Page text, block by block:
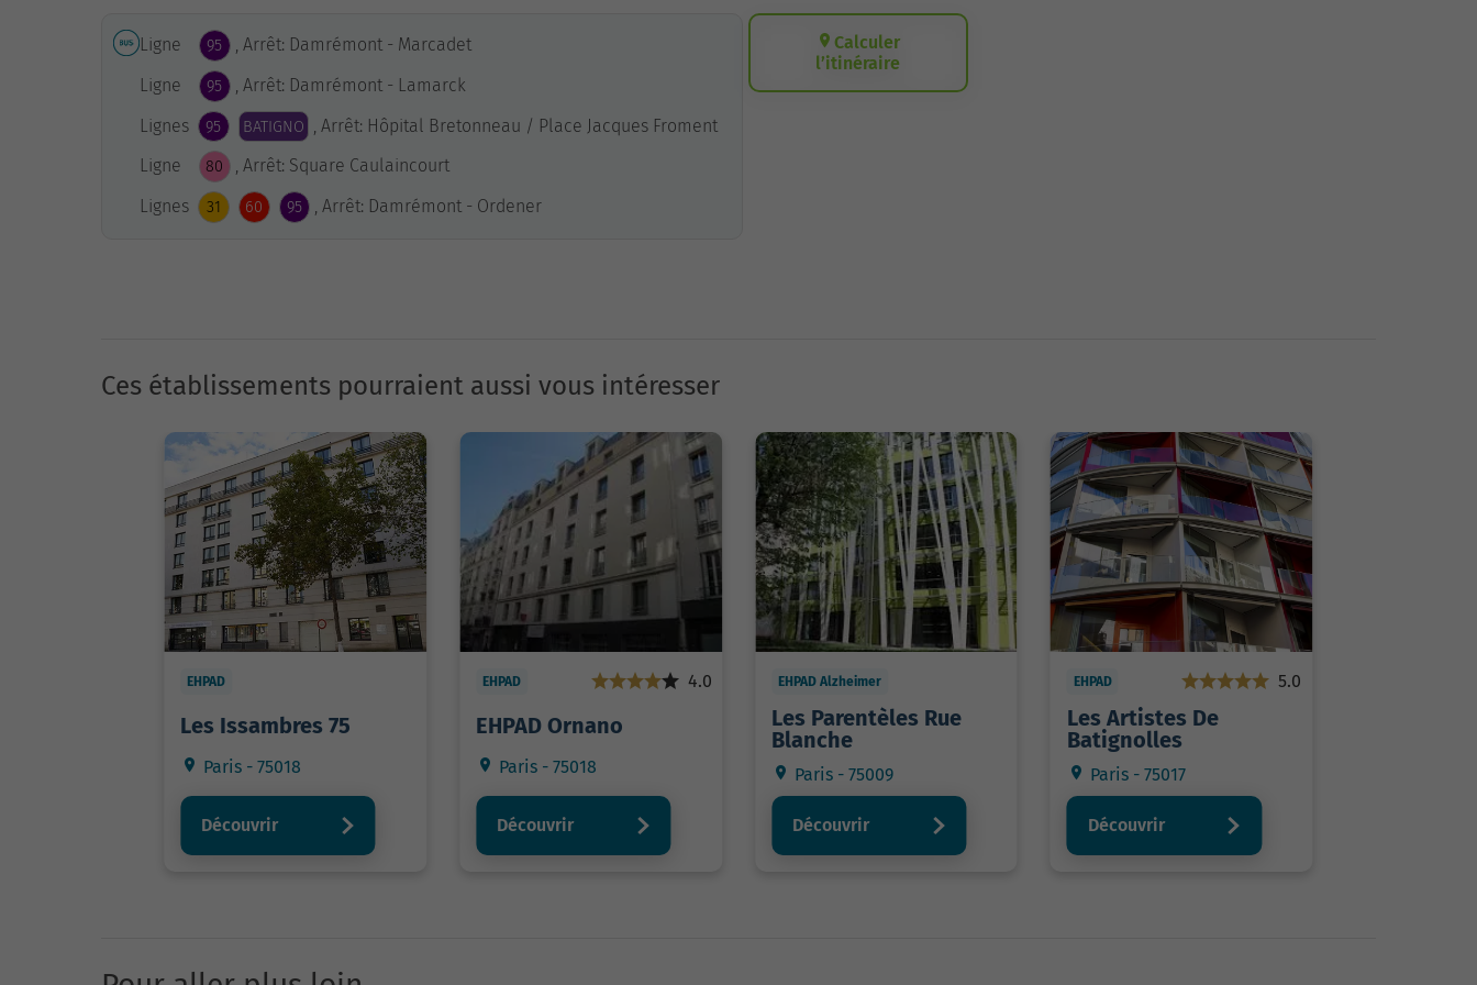
Ligne 95
, Arrêt: Damrémont - Marcadet
Ligne
95
, Arrêt: Damrémont - Lamarck
Lignes
95 BATIGNO
, Arrêt: Hôpital Bretonneau / Place Jacques Froment
Ligne
80
, Arrêt: Square Caulaincourt
Lignes
31 60 95 , Arrêt: Damrémont - Ordener
Calculer
l’itinéraire
Ces établissements pourraient aussi vous intéresser
EHPAD
Les Issambres 75
Paris - 75018
Découvrir
EHPAD 4.0
EHPAD Ornano
Paris - 75018
Découvrir
EHPAD Alzheimer
Les Parentèles Rue
Blanche
Paris - 75009
Découvrir
EHPAD 5.0
Les Artistes De
Batignolles
Paris - 75017
Découvrir